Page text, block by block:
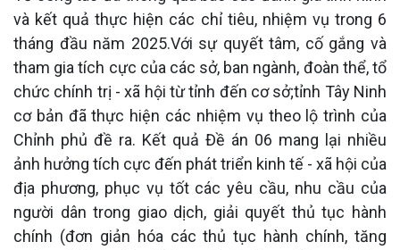
và kết quả thực hiện các chỉ tiêu, nhiệm vụ trong 6
tháng đầu năm 2025.Với sự quyết tâm, cố gắng và
tham gia tích cực của các sở, ban ngành, đoàn thể, tổ
chức chính trị - xã hội từ tỉnh đến cơ sở;tỉnh Tây Ninh
cơ bản đã thực hiện các nhiệm vụ theo lộ trình của
Chỉnh phủ đề ra. Kết quả Đề án 06 mang lại nhiều
ảnh hưởng tích cực đến phát triển kinh tế - xã hội của
địa phương, phục vụ tốt các yêu cầu, nhu cầu của
người dân trong giao dịch, giải quyết thủ tục hành
chính (đơn giản hóa các thủ tục hành chính, tăng